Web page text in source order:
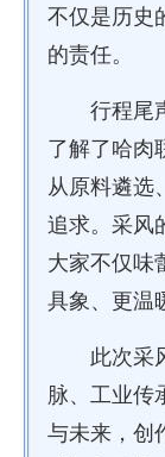
不仅是历史
的责任。
行程尾
了解了哈肉
从原料遴选
追求。采风
大家不仅味
具象、更温
此次采
脉、工业传
与未来，创